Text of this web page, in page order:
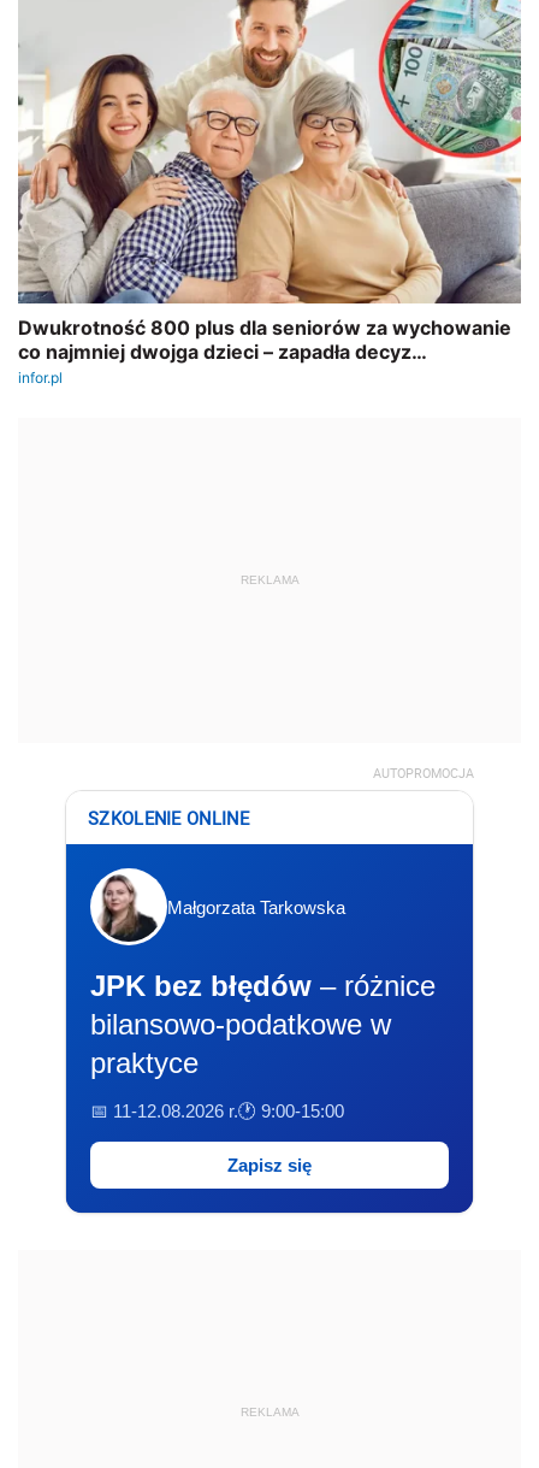
REKLAMA
AUTOPROMOCJA
SZKOLENIE ONLINE
Małgorzata Tarkowska
JPK bez błędów – różnice
bilansowo-podatkowe w
praktyce
📅 11-12.08.2026 r.🕐 9:00-15:00
Zapisz się
REKLAMA